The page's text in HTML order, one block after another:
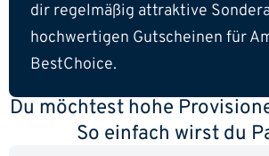
dir regelmäßig attraktive
hochwertigen Gutscheinen für
BestChoice.
Du möchtest hohe
So einfach wirst du